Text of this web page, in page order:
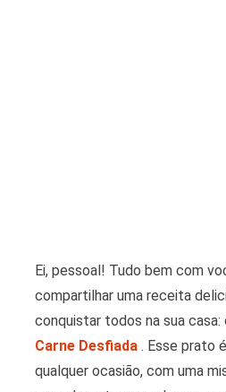
Ei, pessoal! Tudo bem com
compartilhar uma receita
conquistar todos na sua casa:
Carne Desfiada . Esse prato
qualquer ocasião, com uma